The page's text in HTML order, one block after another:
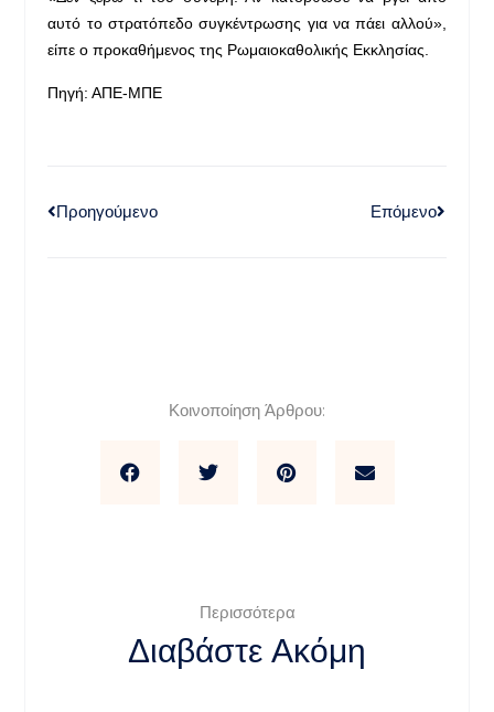
αυτό το στρατόπεδο συγκέντρωσης για να πάει αλλού»,
είπε ο προκαθήμενος της Ρωμαιοκαθολικής Εκκλησίας.
Πηγή: ΑΠΕ-ΜΠΕ
Προηγούμενο Επόμενο
Κοινοποίηση Άρθρου:
Περισσότερα
Διαβάστε Ακόμη